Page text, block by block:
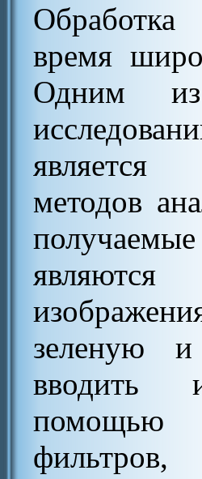
время
Одним
является
методов
зеленую
вводить
помощью